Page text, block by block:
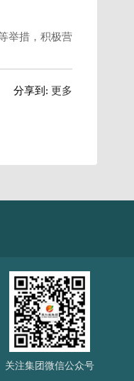
举措，积极营
分享到: 更多
关注集团微信公众号